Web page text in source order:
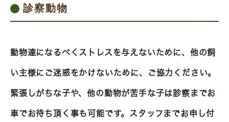
診察動物
動物達になるべくストレスを与えないために、他の飼
い主様にご迷惑をかけないために、ご協力ください。
緊張しがちな子や、他の動物が苦手な子は診察までお
車でお待ち頂く事も可能です。スタッフまでお申し付